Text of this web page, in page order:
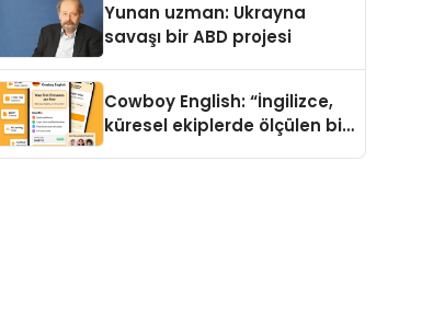
Yunan uzman: Ukrayna
savaşı bir ABD projesi
Cowboy English: “İngilizce,
küresel ekiplerde ölçülen bir